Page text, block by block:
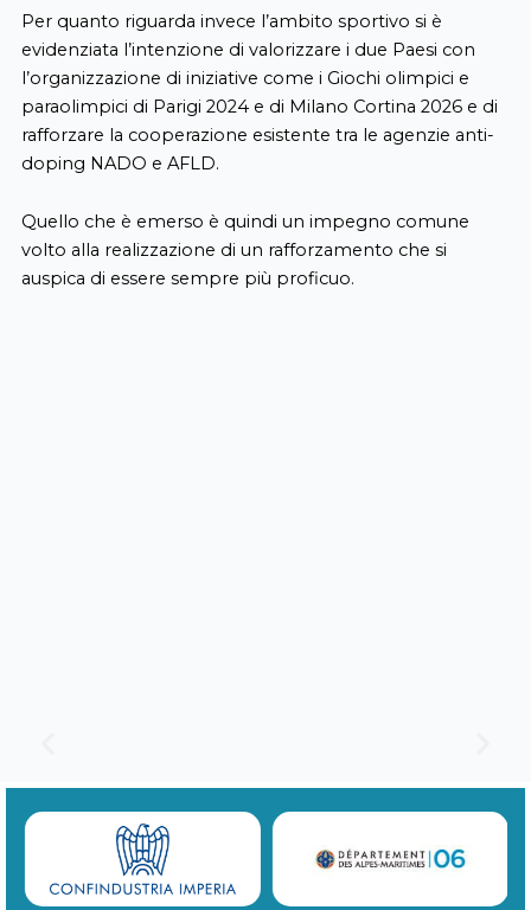
Per quanto riguarda invece l’ambito sportivo si è
evidenziata l’intenzione di valorizzare i due Paesi con
l’organizzazione di iniziative come i Giochi olimpici e
paraolimpici di Parigi 2024 e di Milano Cortina 2026 e di
rafforzare la cooperazione esistente tra le agenzie anti-
doping NADO e AFLD.
Quello che è emerso è quindi un impegno comune
volto alla realizzazione di un rafforzamento che si
auspica di essere sempre più proficuo.